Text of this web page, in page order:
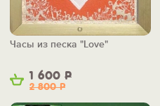
1 600 Р
2 800Р
Часы из песка "Love"